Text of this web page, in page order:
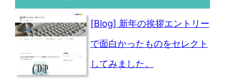
[Blog] 新年の挨拶エントリー
で面白かったものをセレクト
してみました。